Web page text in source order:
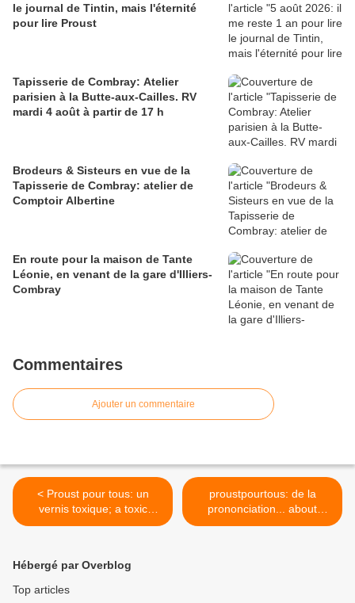
le journal de Tintin, mais l'éternité
pour lire Proust
Tapisserie de Combray: Atelier
parisien à la Butte-aux-Cailles. RV
mardi 4 août à partir de 17 h
Brodeurs & Sisteurs en vue de la
Tapisserie de Combray: atelier de
Comptoir Albertine
En route pour la maison de Tante
Léonie, en venant de la gare d'Illiers-
Combray
Commentaires
Ajouter un commentaire
< Proust pour tous: un
vernis toxique; a toxic
varnish
proustpourtous: de la
prononciation... about
pronunciation >
Hébergé par Overblog
Top articles